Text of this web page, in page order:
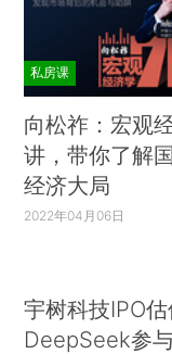
私房课
向松祚：宏观
讲，带你了解
经济大局
2022年04月06日
宇树科技IPO
DeepSeek参